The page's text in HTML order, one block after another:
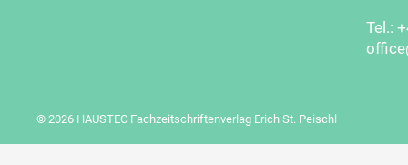
Tel.:
© 2026 HAUSTEC Fachzeitschriftenverlag Erich St. Peischl